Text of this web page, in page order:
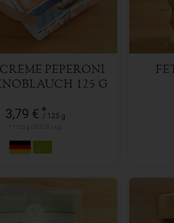
PEPERONI
125 G
3,79 € *
/ 125 g